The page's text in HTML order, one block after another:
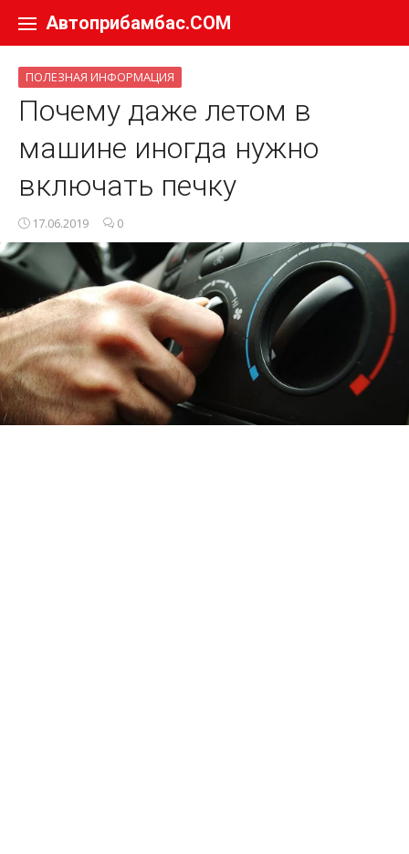
Автоприбамбас.COM
ПОЛЕЗНАЯ ИНФОРМАЦИЯ
Почему даже летом в
машине иногда нужно
включать печку
17.06.2019 0